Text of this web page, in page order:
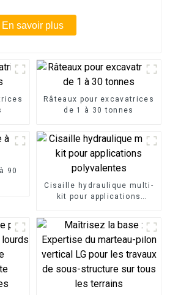
En savoir plus
Râteaux pour excavatrices
de 1 à 30 tonnes
90
Cisaille hydraulique multi-
kit pour applications